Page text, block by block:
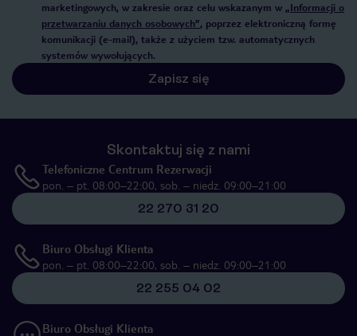
marketingowych, w zakresie oraz celu wskazanym w „Informacji o
przetwarzaniu danych osobowych”, poprzez elektroniczną formę
komunikacji (e-mail), także z użyciem tzw. automatycznych
systemów wywołujących.
Zapisz się
Skontaktuj się z nami
Telefoniczne Centrum Rezerwacji
pon. – pt. 08:00–22:00, sob. – niedz. 09:00–21:00
22 270 31 20
Biuro Obsługi Klienta
pon. – pt. 08:00–22:00, sob. – niedz. 09:00–21:00
22 255 04 02
Biuro Obsługi Klienta